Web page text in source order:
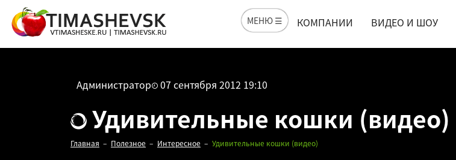
МЕНЮ ☰ КОМПАНИИ ВИДЕО И ШОУ
Администратор 07 сентября 2012 19:10
Удивительные кошки (видео)
Главная Полезное Интересное Удивительные кошки (видео)